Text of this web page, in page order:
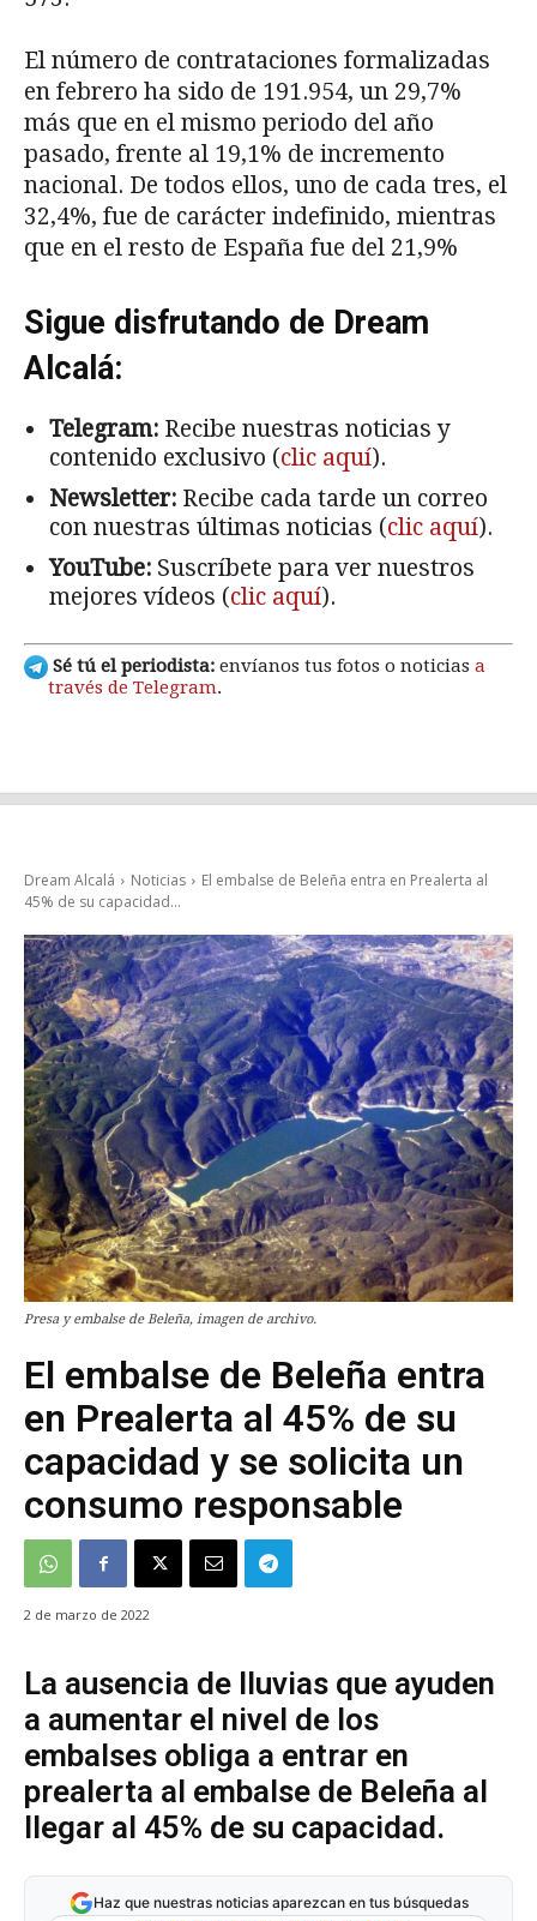
El número de contrataciones formalizadas
en febrero ha sido de 191.954, un 29,7%
más que en el mismo periodo del año
pasado, frente al 19,1% de incremento
nacional. De todos ellos, uno de cada tres, el
32,4%, fue de carácter indefinido, mientras
que en el resto de España fue del 21,9%
Sigue disfrutando de Dream
Alcalá:
Telegram: Recibe nuestras noticias y
contenido exclusivo (clic aquí).
Newsletter: Recibe cada tarde un correo
con nuestras últimas noticias (clic aquí).
YouTube: Suscríbete para ver nuestros
mejores vídeos (clic aquí).
Sé tú el periodista: envíanos tus fotos o noticias a
través de Telegram.